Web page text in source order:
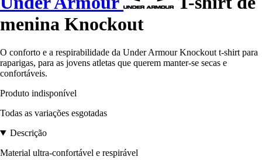
menina Knockout
O conforto e a respirabilidade da Under Armour Knockout t-shirt para
raparigas, para as jovens atletas que querem manter-se secas e
confortáveis.
Produto indisponível
Todas as variações esgotadas
Descrição
Material ultra-confortável e respirável